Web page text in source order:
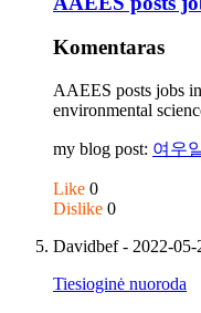
Komentaras
AAEES posts jobs
environmental
my blog post: 여우
Like 0
Dislike 0
Davidbef- 2022-05-
Tiesioginė nuoroda